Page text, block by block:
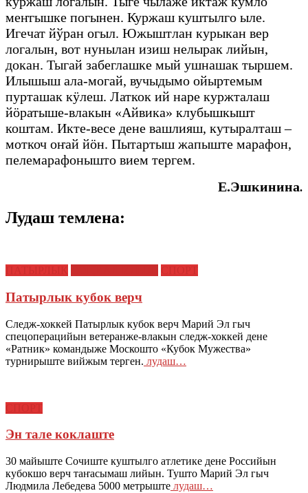
меҥгышке погынен. Куржаш куштылго ыле.
Игечат йўран огыл. Южыштлан курыкан вер
логалын, вот нунылан изиш нелырак лийын,
докан. Тыгай забеглашке мый ушнашак тыршем.
Илышыш ала-могай, вучыдымо ойыртемым
пурташак кӱлеш. Латкок ий наре куржталаш
йӧратыше-влакын «Айвика» клубышкышт
коштам. Икте-весе дене вашлияш, кутыралташ –
моткоч оҥай йӧн. Пытартыш жапыште марафон,
пелемарафонышто вием тергем.
Е.Эшкинина.
Лудаш темлена:
Патырлык кубок верч
Следж-хоккей Патырлык кубок верч Марий Эл гыч
спецоперацийын ветеранже-влакын следж-хоккей дене
«Ратник» командыже Москошто «Кубок Мужества»
турнирыште вийжым терген. лудаш…
Эн тале коклаште
30 майыште Сочиште куштылго атлетике дене Российын
кубокшо верч таҥасымаш лийын. Тушто Марий Эл гыч
Людмила Лебедева 5000 метрыште лудаш…